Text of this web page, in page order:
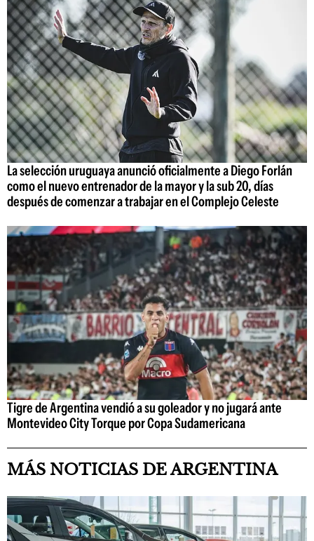
La selección uruguaya anunció oficialmente a Diego Forlán
como el nuevo entrenador de la mayor y la sub 20, días
después de comenzar a trabajar en el Complejo Celeste
Tigre de Argentina vendió a su goleador y no jugará ante
Montevideo City Torque por Copa Sudamericana
MÁS NOTICIAS DE ARGENTINA